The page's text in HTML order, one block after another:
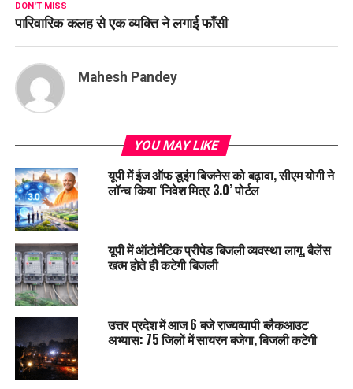
DON'T MISS
पारिवारिक कलह से एक व्यक्ति ने लगाई फाँसी
Mahesh Pandey
YOU MAY LIKE
यूपी में ईज ऑफ डूइंग बिजनेस को बढ़ावा, सीएम योगी ने
लॉन्च किया ‘निवेश मित्र 3.0’ पोर्टल
यूपी में ऑटोमैटिक प्रीपेड बिजली व्यवस्था लागू, बैलेंस
खत्म होते ही कटेगी बिजली
उत्तर प्रदेश में आज 6 बजे राज्यव्यापी ब्लैकआउट
अभ्यास: 75 जिलों में सायरन बजेगा, बिजली कटेगी